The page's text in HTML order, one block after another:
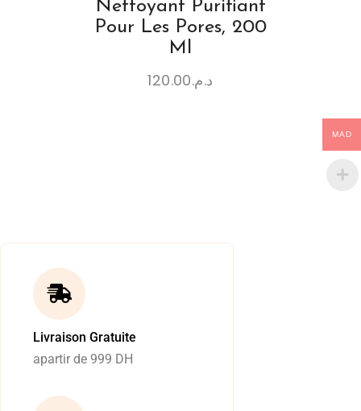
Nettoyant Purifiant
Pour Les Pores, 200
Ml
د.م.120.00
Livraison Gratuite
apartir de 999 DH
MAD